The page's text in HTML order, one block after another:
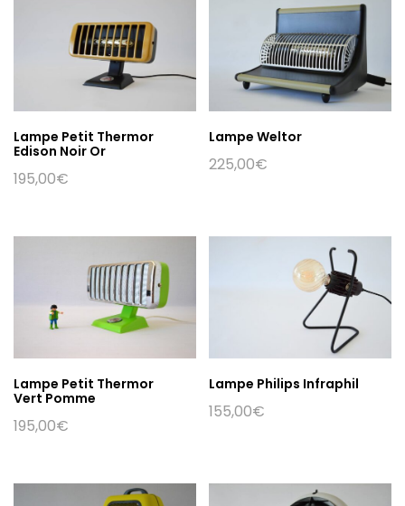
Lampe Petit Thermor
Edison Noir Or
195,00€
Lampe Weltor
225,00€
Lampe Petit Thermor
Vert Pomme
195,00€
Lampe Philips Infraphil
155,00€